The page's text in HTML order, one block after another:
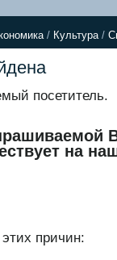
/ Культура/
посетитель.
на
причин: